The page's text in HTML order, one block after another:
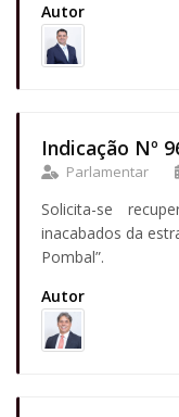
Autor
Indicação Nº
Parlamentar
Solicita-se
inacabados da
Pombal”.
Autor